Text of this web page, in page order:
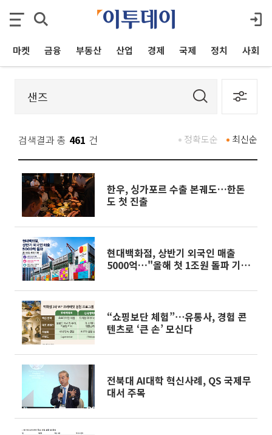
마켓 금융 부동산 산업 경제 국제 정치 사회
검색결과 총 461 건 최신순
정확도순
한우, 싱가포르 수출 본궤도…한돈
도 첫 진출
현대백화점, 상반기 외국인 매출
5000억…"올해 첫 1조원 돌파 기
“쇼핑보단 체험”⋯유통사, 경험 콘
텐츠로 ‘큰 손’ 모신다
전북대 AI대학 혁신사례, QS 국제무
대서 주목